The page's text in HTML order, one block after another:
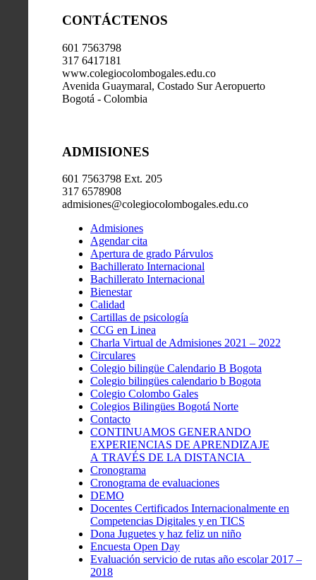
CONTÁCTENOS
601 7563798
317 6417181
www.colegiocolombogales.edu.co
Avenida Guaymaral, Costado Sur Aeropuerto
Bogotá - Colombia
ADMISIONES
601 7563798 Ext. 205
317 6578908
admisiones@colegiocolombogales.edu.co
Admisiones
Agendar cita
Apertura de grado Párvulos
Bachillerato Internacional
Bachillerato Internacional
Bienestar
Calidad
Cartillas de psicología
CCG en Linea
Charla Virtual de Admisiones 2021 – 2022
Circulares
Colegio bilingüe Calendario B Bogota
Colegio bilingües calendario b Bogota
Colegio Colombo Gales
Colegios Bilingües Bogotá Norte
Contacto
CONTINUAMOS GENERANDO
EXPERIENCIAS DE APRENDIZAJE
A TRAVÉS DE LA DISTANCIA
Cronograma
Cronograma de evaluaciones
DEMO
Docentes Certificados Internacionalmente en
Competencias Digitales y en TICS
Dona Juguetes y haz feliz un niño
Encuesta Open Day
Evaluación servicio de rutas año escolar 2017 –
2018